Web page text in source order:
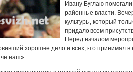
Ивану Буглаю
районные власти.
культуры, который
придало всем
Перед началом
хорошее дело и всех, кто принимал в
наш».